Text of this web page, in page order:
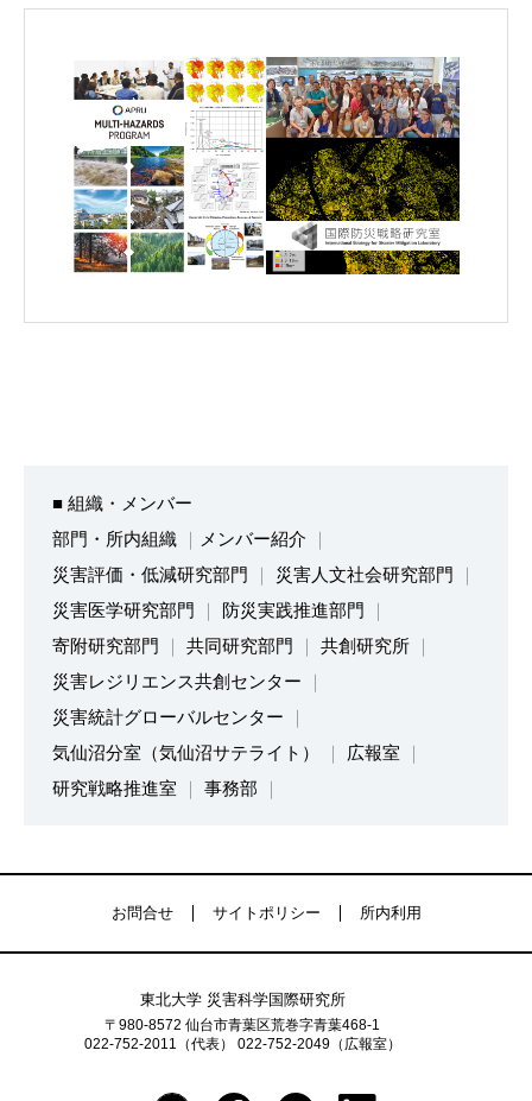
■ 組織・メンバー
部門・所内組織
メンバー紹介
災害評価・低減研究部門
災害人文社会研究部門
災害医学研究部門
防災実践推進部門
寄附研究部門
共同研究部門
共創研究所
災害レジリエンス共創センター
災害統計グローバルセンター
気仙沼分室（気仙沼サテライト）
広報室
研究戦略推進室
事務部
お問合せ サイトポリシー 所内利用
東北大学 災害科学国際研究所
〒980-8572 仙台市青葉区荒巻字青葉468-1
022-752-2011（代表） 022-752-2049（広報室）